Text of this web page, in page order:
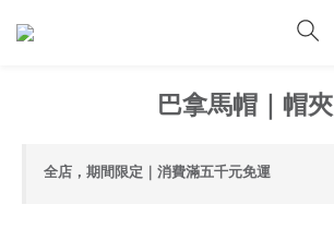
巴拿馬帽｜帽夾
全店，期間限定｜消費滿五千元免運